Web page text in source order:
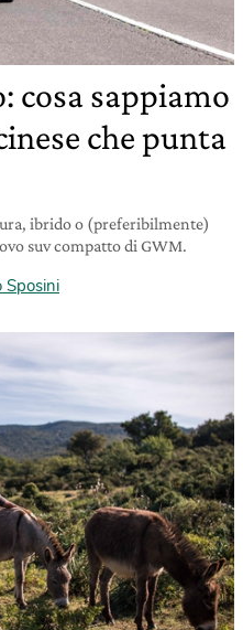
cosa sappiamo
che punta
ibrido o (preferibilmente)
suv compatto di GWM.
Sposini